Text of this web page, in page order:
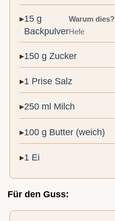
15 g
Backpulver
Warum dies?
Hefe
150 g Zucker
1 Prise Salz
250 ml Milch
100 g Butter (weich)
1 Ei
Für den Guss: